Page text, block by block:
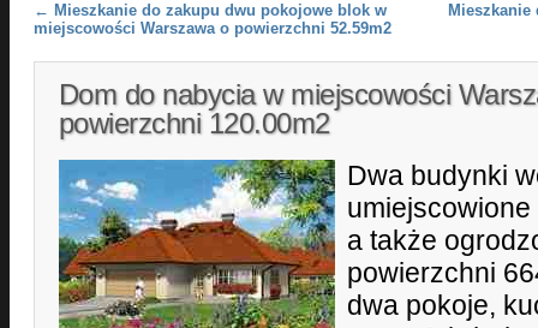
Post navigation
← Mieszkanie do zakupu dwu pokojowe blok w
miejscowości Warszawa o powierzchni 52.59m2
Dom do nabycia w miejscowości
powierzchni 120.00m2
Dwa budynki
a także
powierzchni
dwa pokoje,